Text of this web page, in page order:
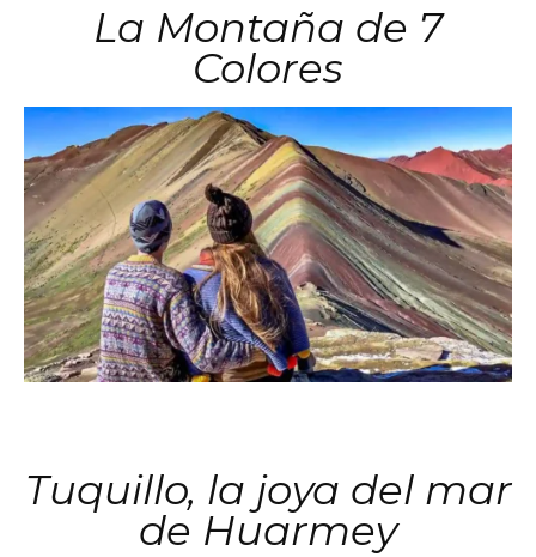
La Montaña de 7
Colores
Tuquillo, la joya del mar
de Huarmey